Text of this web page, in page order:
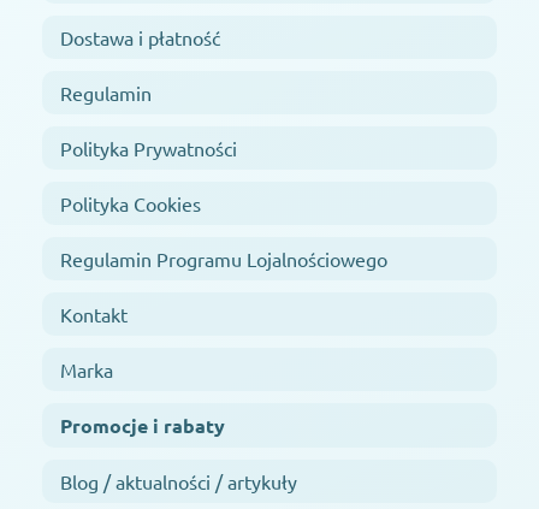
Dostawa i płatność
Regulamin
Polityka Prywatności
Polityka Cookies
Regulamin Programu Lojalnościowego
Kontakt
Marka
Promocje i rabaty
Blog / aktualności / artykuły